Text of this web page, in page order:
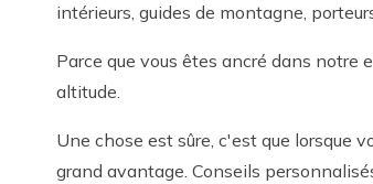
intérieurs, guides de montagne,
Parce que vous êtes ancré dans
altitude.
Une chose est sûre, c'est que lorsque
grand avantage. Conseils